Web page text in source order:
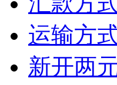
运输方
新开两